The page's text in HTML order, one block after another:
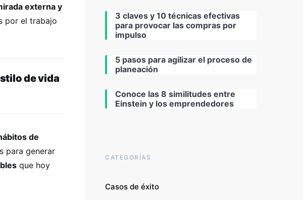
externa y
por el trabajo
de vida
de
para generar
que hoy
3 claves y 10 técnicas efectivas
para provocar las compras por
impulso
5 pasos para agilizar el proceso de
planeación
Conoce las 8 similitudes entre
Einstein y los emprendedores
CATEGORÍAS
Casos de éxito